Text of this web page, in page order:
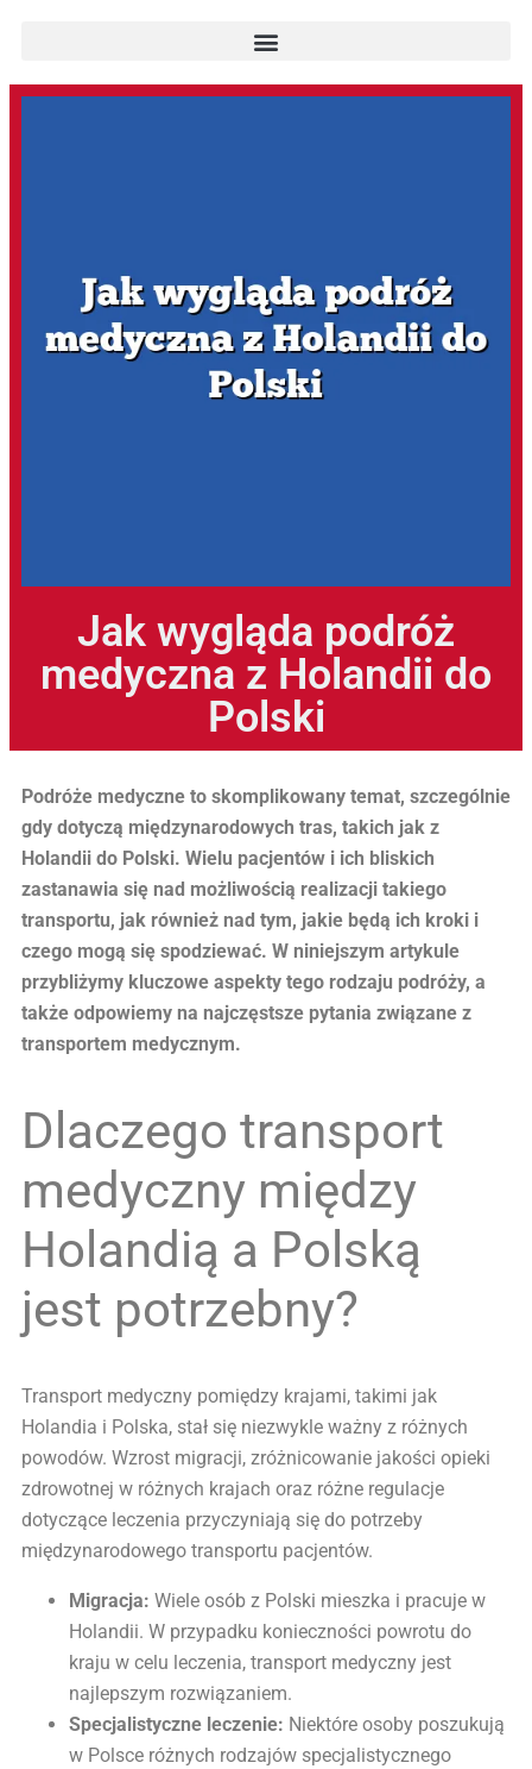
Jak wygląda podróż
medyczna z Holandii do
Polski
Podróże medyczne to skomplikowany temat, szczególnie
gdy dotyczą międzynarodowych tras, takich jak z
Holandii do Polski. Wielu pacjentów i ich bliskich
zastanawia się nad możliwością realizacji takiego
transportu, jak również nad tym, jakie będą ich kroki i
czego mogą się spodziewać. W niniejszym artykule
przybliżymy kluczowe aspekty tego rodzaju podróży, a
także odpowiemy na najczęstsze pytania związane z
transportem medycznym.
Dlaczego transport
medyczny między
Holandią a Polską
jest potrzebny?
Transport medyczny pomiędzy krajami, takimi jak
Holandia i Polska, stał się niezwykle ważny z różnych
powodów. Wzrost migracji, zróżnicowanie jakości opieki
zdrowotnej w różnych krajach oraz różne regulacje
dotyczące leczenia przyczyniają się do potrzeby
międzynarodowego transportu pacjentów.
Migracja: Wiele osób z Polski mieszka i pracuje w
Holandii. W przypadku konieczności powrotu do
kraju w celu leczenia, transport medyczny jest
najlepszym rozwiązaniem.
Specjalistyczne leczenie: Niektóre osoby poszukują
w Polsce różnych rodzajów specjalistycznego